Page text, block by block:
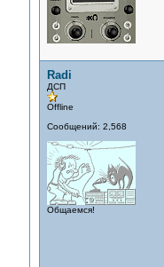
Radi
ДСП
Offline
Сообщений: 2,568
Общаемся!